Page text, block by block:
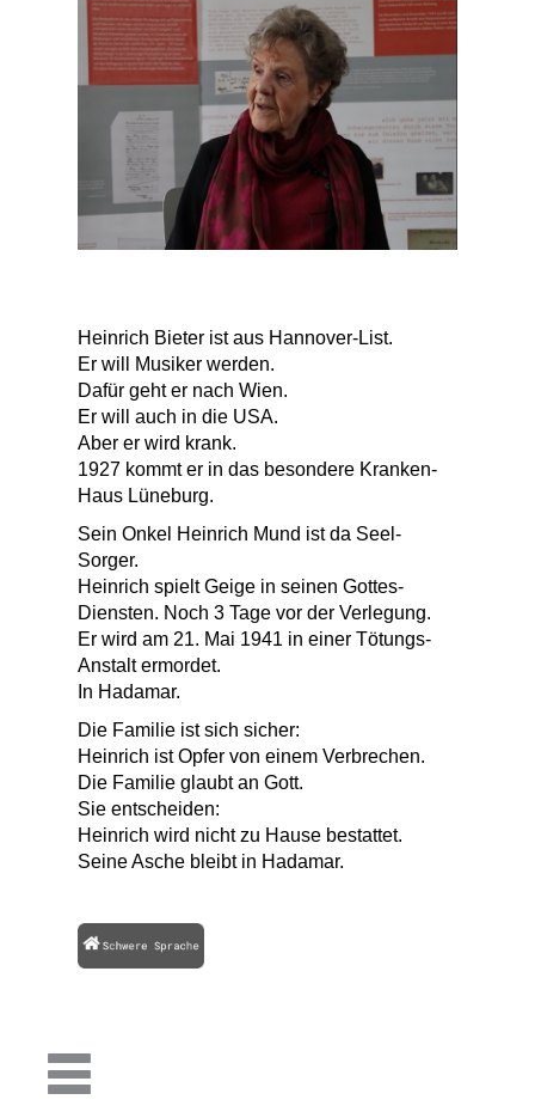
Heinrich Bieter ist aus Hannover-List.
Er will Musiker werden.
Dafür geht er nach Wien.
Er will auch in die USA.
Aber er wird krank.
1927 kommt er in das besondere Kranken-
Haus Lüneburg.
Sein Onkel Heinrich Mund ist da Seel-
Sorger.
Heinrich spielt Geige in seinen Gottes-
Diensten. Noch 3 Tage vor der Verlegung.
Er wird am 21. Mai 1941 in einer Tötungs-
Anstalt ermordet.
In Hadamar.
Die Familie ist sich sicher:
Heinrich ist Opfer von einem Verbrechen.
Die Familie glaubt an Gott.
Sie entscheiden:
Heinrich wird nicht zu Hause bestattet.
Seine Asche bleibt in Hadamar.